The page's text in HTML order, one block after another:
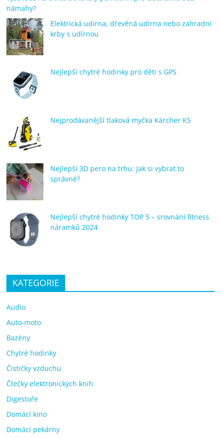
námahy?
Elektrická udírna, dřevěná udírna nebo zahradní
krby s udírnou
Nejlepší chytré hodinky pro děti s GPS
Nejprodávanější tlaková myčka Kärcher K5
Nejlepší 3D pero na trhu: Jak si vybrat to
správné?
Nejlepší chytré hodinky TOP 5 – srovnání fitness
náramků 2024
KATEGORIE
Audio
Auto-moto
Bazény
Chytré hodinky
Čističky vzduchu
Čtečky elektronických knih
Digestoře
Domácí kino
Domácí pekárny